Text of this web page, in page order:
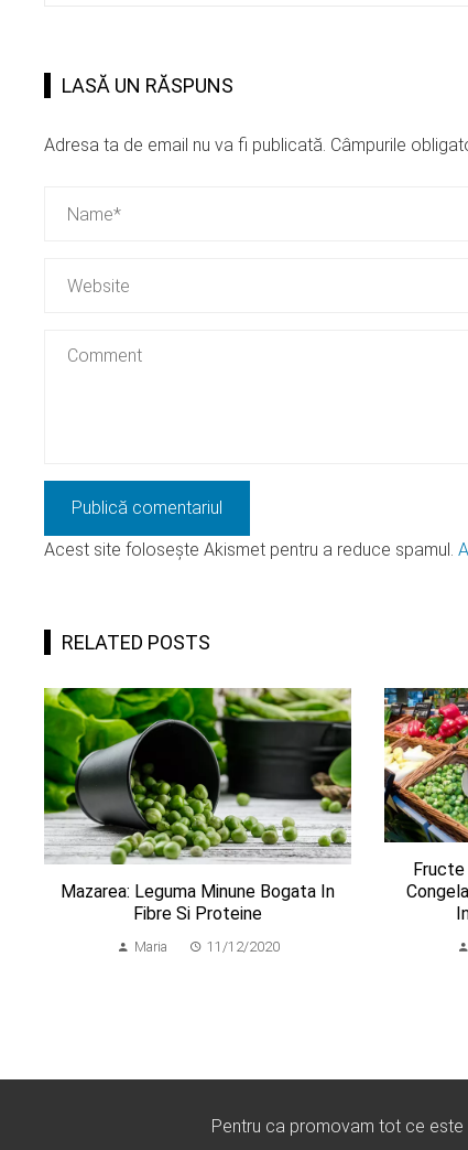
LASĂ UN RĂSPUNS
Adresa ta de email nu va fi publicată. Câmpurile
Acest site folosește Akismet pentru a reduce spamul.
RELATED POSTS
Mazarea: Leguma Minune Bogata In
Fibre Si Proteine
Maria 11/12/2020
Fructe
Pentru ca promovam tot ce este